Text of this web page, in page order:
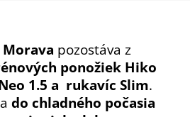
pozostáva z
ponožiek Hiko
1.5 a rukavíc Slim.
do chladného počasia